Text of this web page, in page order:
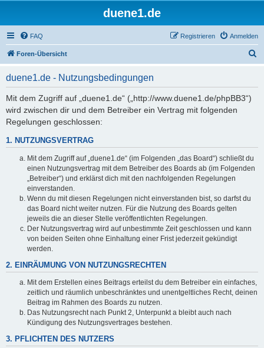
duene1.de
FAQ Anmelden
Registrieren
Foren-Übersicht
duene1.de - Nutzungsbedingungen
Mit dem Zugriff auf „duene1.de“ („http://www.duene1.de/phpBB3“)
wird zwischen dir und dem Betreiber ein Vertrag mit folgenden
Regelungen geschlossen:
1. NUTZUNGSVERTRAG
Mit dem Zugriff auf „duene1.de“ (im Folgenden „das Board“) schließt du
einen Nutzungsvertrag mit dem Betreiber des Boards ab (im Folgenden
„Betreiber“) und erklärst dich mit den nachfolgenden Regelungen
einverstanden.
Wenn du mit diesen Regelungen nicht einverstanden bist, so darfst du
das Board nicht weiter nutzen. Für die Nutzung des Boards gelten
jeweils die an dieser Stelle veröffentlichten Regelungen.
Der Nutzungsvertrag wird auf unbestimmte Zeit geschlossen und kann
von beiden Seiten ohne Einhaltung einer Frist jederzeit gekündigt
werden.
2. EINRÄUMUNG VON NUTZUNGSRECHTEN
Mit dem Erstellen eines Beitrags erteilst du dem Betreiber ein einfaches,
zeitlich und räumlich unbeschränktes und unentgeltliches Recht, deinen
Beitrag im Rahmen des Boards zu nutzen.
Das Nutzungsrecht nach Punkt 2, Unterpunkt a bleibt auch nach
Kündigung des Nutzungsvertrages bestehen.
3. PFLICHTEN DES NUTZERS